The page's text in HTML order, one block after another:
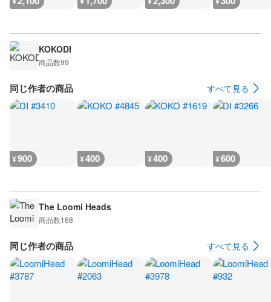
KOKODI
商品数99
同じ作者の商品 すべて見る
¥900 ¥400 ¥400 ¥600
The Loomi Heads
商品数168
同じ作者の商品 すべて見る